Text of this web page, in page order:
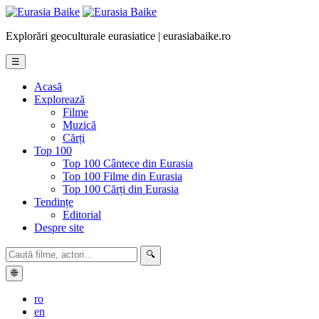
Explorări geoculturale eurasiatice | eurasiabaike.ro
☰
Acasă
Explorează
Filme
Muzică
Cărți
Top 100
Top 100 Cântece din Eurasia
Top 100 Filme din Eurasia
Top 100 Cărți din Eurasia
Tendințe
Editorial
Despre site
🔍
🌐
ro
en